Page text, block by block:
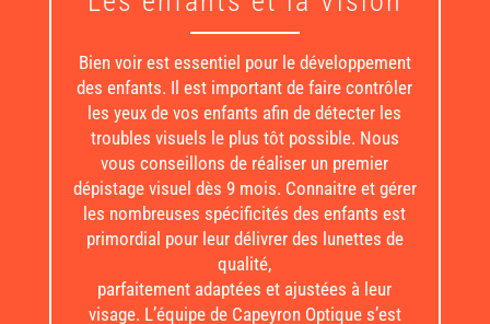
Les enfants et la Vision
Bien voir est essentiel pour le développement
des enfants. Il est important de faire contrôler
les yeux de vos enfants afin de détecter les
troubles visuels le plus tôt possible. Nous
vous conseillons de réaliser un premier
dépistage visuel dès 9 mois. Connaitre et gérer
les nombreuses spécificités des enfants est
primordial pour leur délivrer des lunettes de
qualité,
parfaitement adaptées et ajustées à leur